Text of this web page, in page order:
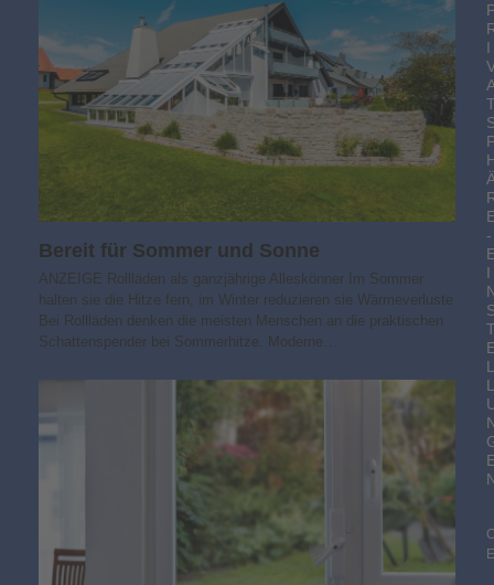
Bereit für Sommer und Sonne
ANZEIGE Rollläden als ganzjährige Alleskönner Im Sommer
halten sie die Hitze fern, im Winter reduzieren sie Wärmeverluste
Bei Rollläden denken die meisten Menschen an die praktischen
Schattenspender bei Sommerhitze. Moderne…
I
-
I
L
L